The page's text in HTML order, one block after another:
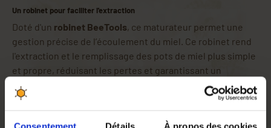
Un robinet pour faciliter l'extraction
Doté d'un robinet BeeTools, ce maturateur permet une
gestion précise de l’écoulement du miel. Ce robinet rend
l'extraction et le remplissage des pots de miel plus simple
et propre, réduisant les pertes et garantissant un
contrôle total sur le flux du miel.
Pourquoi choisir ce maturateur en plastique ?
plastique alimentaire